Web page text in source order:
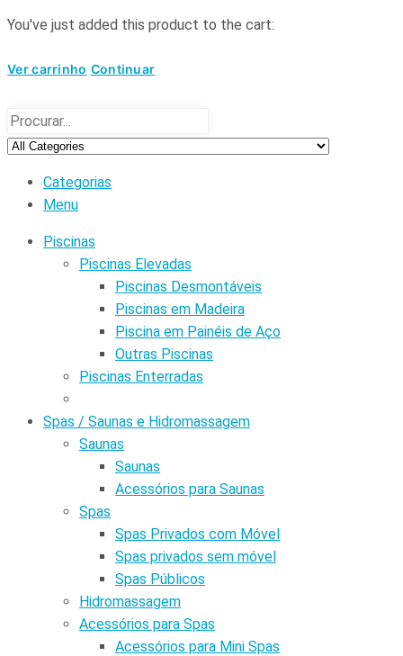
You've just added this product to the cart:
Ver carrinho Continuar
Categorias
Menu
Piscinas
Piscinas Elevadas
Piscinas Desmontáveis
Piscinas em Madeira
Piscina em Painéis de Aço
Outras Piscinas
Piscinas Enterradas
Spas / Saunas e Hidromassagem
Saunas
Saunas
Acessórios para Saunas
Spas
Spas Privados com Móvel
Spas privados sem móvel
Spas Públicos
Hidromassagem
Acessórios para Spas
Acessórios para Mini Spas